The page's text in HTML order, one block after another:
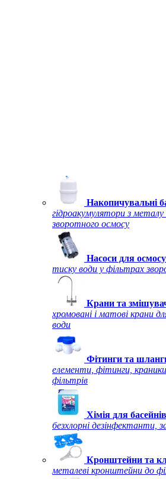
Накопичувальні
гідроакумулятори з
зворотного осмосу
Насоси для осмосу
тиску води у фільтрах
Крани та
хромовані і матові крани
води
Фітинги та
елементи, фітинги,
фільтрів
Хімія для басейнів
безхлорні дезінфектанти,
Кронштейни та
металеві кронштейни до